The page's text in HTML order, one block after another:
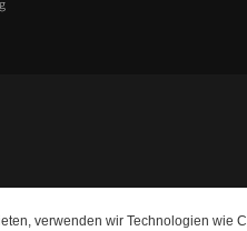
verwenden wir Technologien wie